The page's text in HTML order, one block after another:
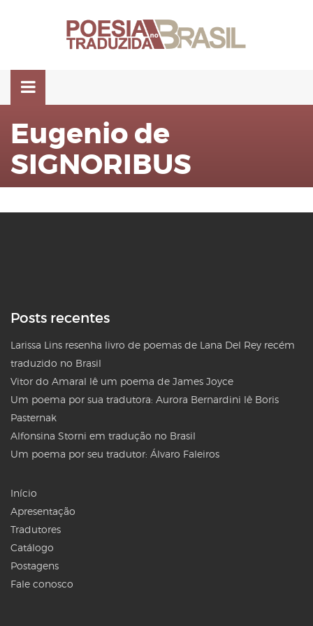
Eugenio de
SIGNORIBUS
Posts recentes
Larissa Lins resenha livro de poemas de Lana Del Rey recém
traduzido no Brasil
Vitor do Amaral lê um poema de James Joyce
Um poema por sua tradutora: Aurora Bernardini lê Boris
Pasternak
Alfonsina Storni em tradução no Brasil
Um poema por seu tradutor: Álvaro Faleiros
Início
Apresentação
Tradutores
Catálogo
Postagens
Fale conosco